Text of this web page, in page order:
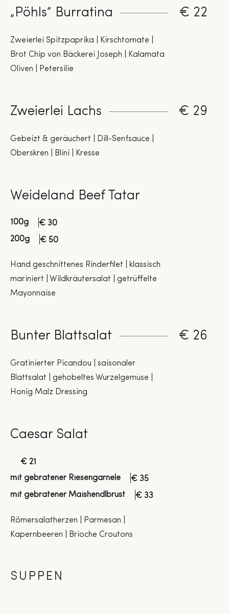
„Pöhls“ Burratina € 22
Zweierlei Spitzpaprika | Kirschtomate |
Brot Chip von Bäckerei Joseph | Kalamata
Oliven | Petersilie
Zweierlei Lachs € 29
Gebeizt & geräuchert | Dill-Senfsauce |
Oberskren | Blini | Kresse
Weideland Beef Tatar
100g
€ 30
200g
€ 50
Hand geschnittenes Rinderfilet | klassisch
mariniert | Wildkräutersalat | getrüffelte
Mayonnaise
Bunter Blattsalat € 26
Gratinierter Picandou | saisonaler
Blattsalat | gehobeltes Wurzelgemüse |
Honig Malz Dressing
Caesar Salat
€ 21
mit gebratener Riesengarnele
€ 35
mit gebratener Maishendlbrust
€ 33
Römersalatherzen | Parmesan |
Kapernbeeren | Brioche Croutons
SUPPEN